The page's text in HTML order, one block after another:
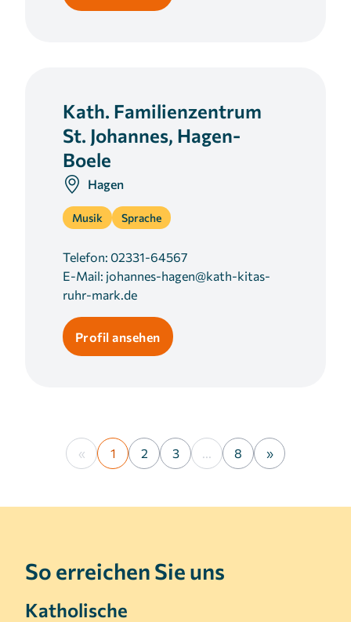
Kath. Familienzentrum
St. Johannes, Hagen-
Boele
Hagen
Musik Sprache
Telefon: 02331-64567
E-Mail: johannes-hagen@kath-kitas-
ruhr-mark.de
Profil ansehen
« 1 2 3 ... 8 »
So erreichen Sie uns
Katholische